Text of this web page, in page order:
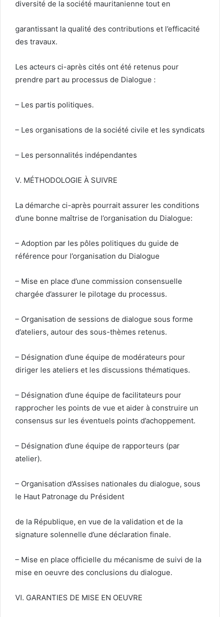
diversité de la société mauritanienne tout en
garantissant la qualité des contributions et l’efficacité
des travaux.
Les acteurs ci-après cités ont été retenus pour
prendre part au processus de Dialogue :
– Les partis politiques.
– Les organisations de la société civile et les syndicats
– Les personnalités indépendantes
V. MÉTHODOLOGIE À SUIVRE
La démarche ci-après pourrait assurer les conditions
d’une bonne maîtrise de l’organisation du Dialogue:
– Adoption par les pôles politiques du guide de
référence pour l’organisation du Dialogue
– Mise en place d’une commission consensuelle
chargée d’assurer le pilotage du processus.
– Organisation de sessions de dialogue sous forme
d’ateliers, autour des sous-thèmes retenus.
– Désignation d’une équipe de modérateurs pour
diriger les ateliers et les discussions thématiques.
– Désignation d’une équipe de facilitateurs pour
rapprocher les points de vue et aider à construire un
consensus sur les éventuels points d’achoppement.
– Désignation d’une équipe de rapporteurs (par
atelier).
– Organisation d’Assises nationales du dialogue, sous
le Haut Patronage du Président
de la République, en vue de la validation et de la
signature solennelle d’une déclaration finale.
– Mise en place officielle du mécanisme de suivi de la
mise en oeuvre des conclusions du dialogue.
VI. GARANTIES DE MISE EN OEUVRE